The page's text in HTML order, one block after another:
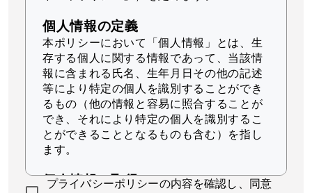
個人情報の定義
本ポリシーにおいて「個人情報」とは、生
存する個人に関する情報であって、当該情
報に含まれる氏名、生年月日その他の記述
等により特定の個人を識別することができ
るもの（他の情報と容易に照合することが
でき、それにより特定の個人を識別するこ
とができることとなるものも含む）を指し
ます。
個人情報の取得
プライバシーポリシーの内容を確認し、同意